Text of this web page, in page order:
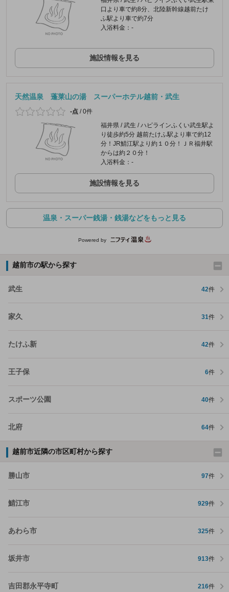
口より車で約8分、北陸新幹線越前たけ
ふ駅より車で約7分
入浴料金：-
施設情報を見る
天然温泉 蓬莱山の湯 スーパーホテル越前・武生
-点 /0件
福井県 / 武生 / ハピラインふくい武生駅よ
り徒歩約5分 越前たけふ駅より車で約12
分！JR鯖江駅より約１０分！ＪＲ福井駅
からは約２０分！
入浴料金：-
施設情報を見る
温泉・スーパー銭湯・銭湯などをもっと見る
Powered by
越前市の駅から探す
武生 42件
家久 31件
たけふ新 42件
王子保 6件
スポーツ公園 40件
北府 64件
越前市近隣の市区町村から探す
勝山市 97件
鯖江市 929件
あわら市 325件
坂井市 913件
吉田郡永平寺町 216件